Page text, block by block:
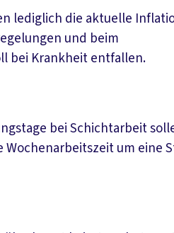
lediglich die aktuelle
und beim
bei Krankheit entfallen.
bei Schichtarbeit
um eine